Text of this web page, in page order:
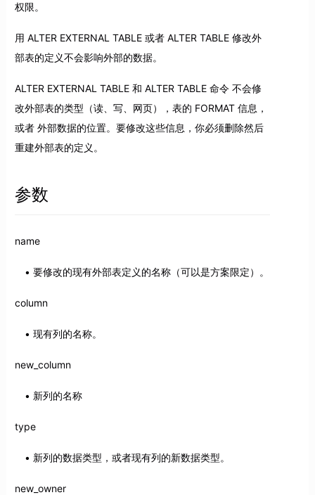
权限。
用 ALTER EXTERNAL TABLE 或者 ALTER TABLE 修改外
部表的定义不会影响外部的数据。
ALTER EXTERNAL TABLE 和 ALTER TABLE 命令 不会修
改外部表的类型（读、写、网页），表的 FORMAT 信息，
或者 外部数据的位置。要修改这些信息，你必须删除然后
重建外部表的定义。
参数
name
要修改的现有外部表定义的名称（可以是方案限定）。
column
现有列的名称。
new_column
新列的名称
type
新列的数据类型，或者现有列的新数据类型。
new_owner